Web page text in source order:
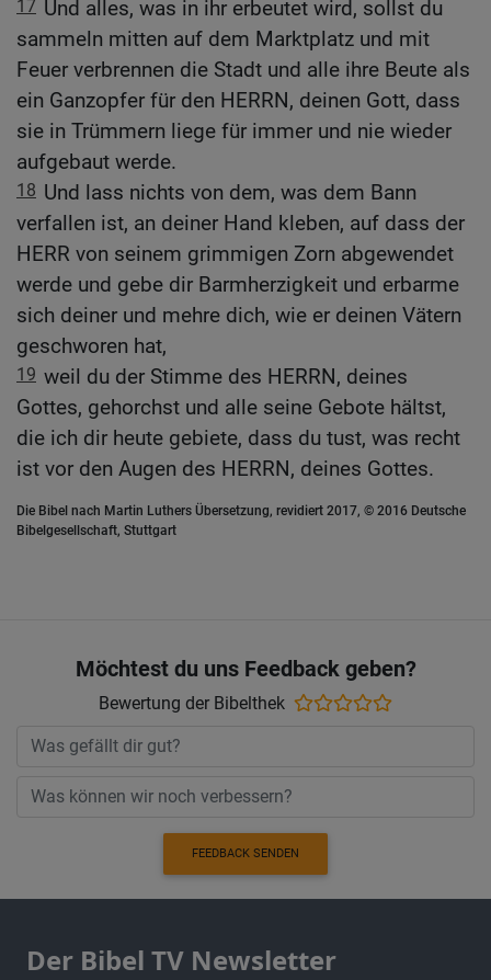
17 Und alles, was in ihr erbeutet wird, sollst du
sammeln mitten auf dem Marktplatz und mit
Feuer verbrennen die Stadt und alle ihre Beute als
ein Ganzopfer für den HERRN, deinen Gott, dass
sie in Trümmern liege für immer und nie wieder
aufgebaut werde.
18 Und lass nichts von dem, was dem Bann
verfallen ist, an deiner Hand kleben, auf dass der
HERR von seinem grimmigen Zorn abgewendet
werde und gebe dir Barmherzigkeit und erbarme
sich deiner und mehre dich, wie er deinen Vätern
geschworen hat,
19 weil du der Stimme des HERRN, deines
Gottes, gehorchst und alle seine Gebote hältst,
die ich dir heute gebiete, dass du tust, was recht
ist vor den Augen des HERRN, deines Gottes.
Die Bibel nach Martin Luthers Übersetzung, revidiert 2017, © 2016 Deutsche
Bibelgesellschaft, Stuttgart
Möchtest du uns Feedback geben?
Bewertung der Bibelthek
FEEDBACK SENDEN
Der Bibel TV Newsletter